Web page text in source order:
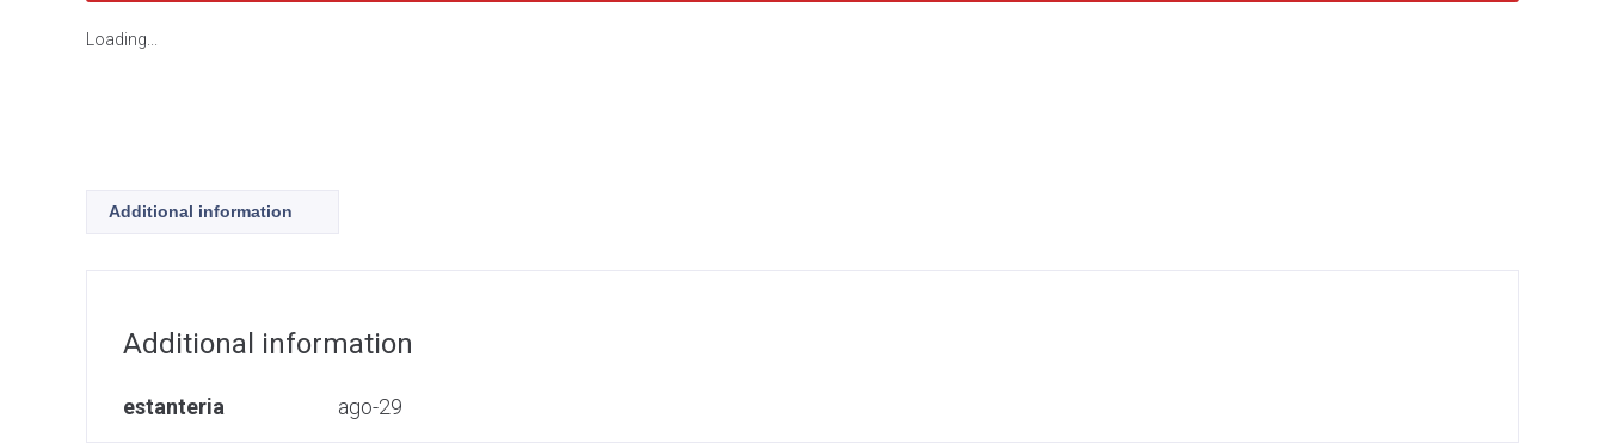
Loading...
Additional information
Additional information
estanteria ago-29